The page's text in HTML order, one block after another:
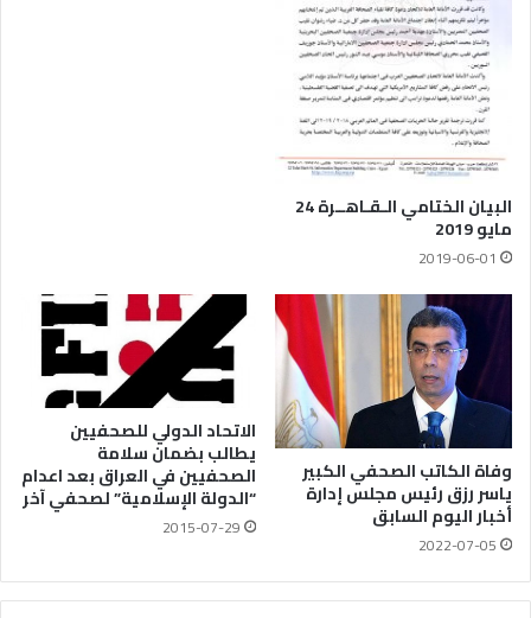
البيان الختامي الـقـاهــرة 24
مايو 2019
2019-06-01
وفاة الكاتب الصحفي الكبير
ياسر رزق رئيس مجلس إدارة
أخبار اليوم السابق
2022-07-05
الاتحاد الدولي للصحفيين
يطالب بضمان سلامة
الصحفيين في العراق بعد اعدام
“الدولة الإسلامية” لصحفي آخر
2015-07-29